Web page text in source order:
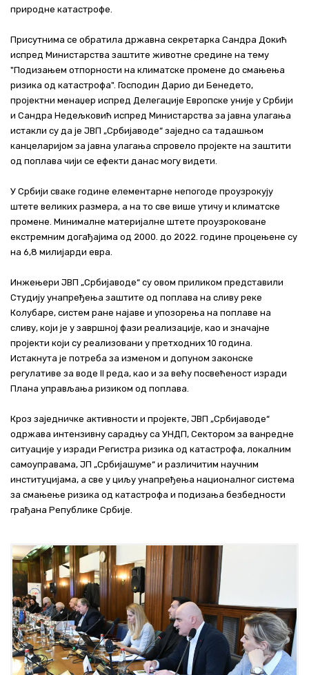
природне катастрофе.
Присутнима се обратила државна секретарка Сандра Докић
испред Министарства заштите животне средине на тему
"Подизањем отпорности на климатске промене до смањења
ризика од катастрофа". Господин Дарио ди Бенедето,
пројектни менаџер испред Делегације Европске уније у Србији
и Сандра Недељковић испред Министарства за јавна улагања
истакли су да је ЈВП „Србијаводе“ заједно са тадашњом
канцеларијом за јавна улагања спровело пројекте на заштити
од поплава чији се ефекти данас могу видети.
У Србији сваке године елементарне непогоде проузрокују
штете великих размера, а на то све више утичу и климатске
промене. Минималне материјалне штете проузроковане
екстремним догађајима од 2000. до 2022. године процењене су
на 6,8 милијарди евра.
Инжењери ЈВП „Србијаводе“ су овом приликом представили
Студију унапређења заштите од поплава на сливу реке
Колубаре, систем ране најаве и упозорења на поплаве на
сливу, који је у завршној фази реализације, као и значајне
пројекти који су реализовани у претходних 10 година.
Истакнута је потреба за изменом и допуном законске
регулативе за воде II реда, као и за већу посвећеност изради
Плана управљања ризиком од поплава.
Кроз заједничке активности и пројекте, ЈВП „Србијаводе“
одржава интензивну сарадњу са УНДП, Сектором за ванредне
ситуације у изради Регистра ризика од катастрофа, локалним
самоуправама, ЈП „Србијашуме“ и различитим научним
институцијама, а све у циљу унапређења националног система
за смањење ризика од катастрофа и подизања безбедности
грађана Републике Србије.